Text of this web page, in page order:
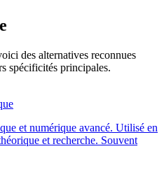
des alternatives reconnues
spécificités principales.
et numérique avancé. Utilisé en
et recherche. Souvent